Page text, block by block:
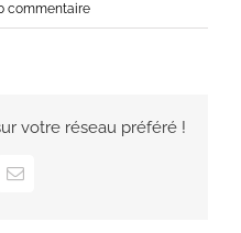
commentaire
votre réseau préféré !
Email